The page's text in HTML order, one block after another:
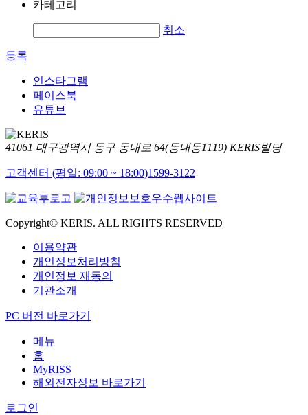
카테고리
취소
등록
인스타그램
페이스북
유튜브
41061 대구광역시 동구 동내로 64(동내동1119) KERIS빌딩
고객센터 (평일: 09:00 ~ 18:00)1599-3122
Copyright© KERIS. ALL RIGHTS RESERVED
이용약관
개인정보처리방침
개인정보 재동의
기관소개
PC 버전 바로가기
메뉴
홈
MyRISS
해외전자정보 바로가기
로그인